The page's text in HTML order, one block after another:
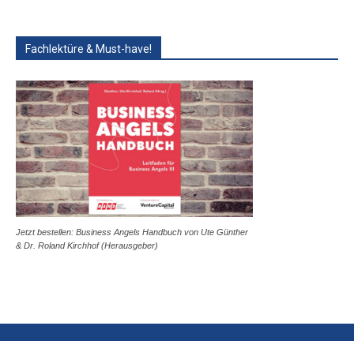
Fachlektüre & Must-have!
Jetzt bestellen: Business Angels Handbuch von Ute Günther
& Dr. Roland Kirchhof (Herausgeber)